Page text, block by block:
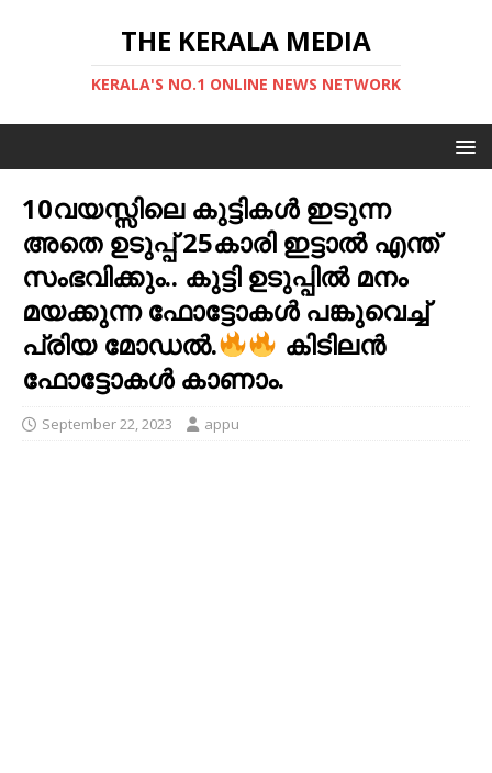
THE KERALA MEDIA
KERALA'S NO.1 ONLINE NEWS NETWORK
10വയസ്സിലെ കുട്ടികള്‍ ഇടുന്ന
അതെ ഉടുപ്പ് 25കാരി ഇട്ടാല്‍ എന്ത്
സംഭവിക്കും.. കുട്ടി ഉടുപ്പിൽ മനം
മയക്കുന്ന ഫോട്ടോകൾ പങ്കുവെച്ച്
പ്രിയ മോഡൽ.
കിടിലൻ
ഫോട്ടോകൾ കാണാം.
September 22, 2023 appu